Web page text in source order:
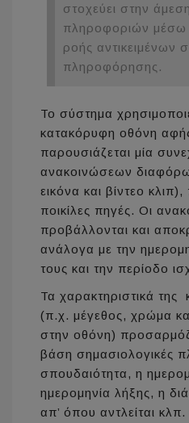
στοχεύει στην
πληροφοριών μέσω
ροής αντικειμένων
πληροφόρησης.
Το σύστημα
κατακόρυφη οθόνη
παρουσιάζεται μία
ανακοινώσεων
εικόνα και βίντεο
ποικίλες πηγές. Οι
προβάλλονται και
ανάλογα με την
τους και την περίοδο
Τα χαρακτηριστικά της
(π.χ. μέγεθος, χρώμα
στην οθόνη)
βάση σημασιολογικές
σπουδαιότητα, η
ημερομηνία λήξης, η
απ’ όπου αντλείται